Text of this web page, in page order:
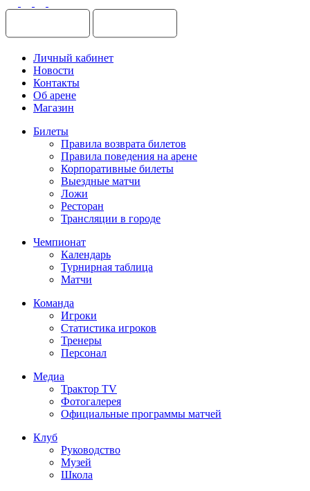
Личный кабинет
Новости
Контакты
Об арене
Магазин
Билеты
Правила возврата билетов
Правила поведения на арене
Корпоративные билеты
Выездные матчи
Ложи
Ресторан
Трансляции в городе
Чемпионат
Календарь
Турнирная таблица
Матчи
Команда
Игроки
Статистика игроков
Тренеры
Персонал
Медиа
Трактор TV
Фотогалерея
Официальные программы матчей
Клуб
Руководство
Музей
Школа